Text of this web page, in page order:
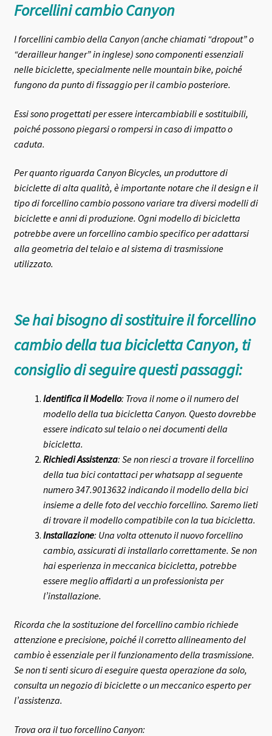
Forcellini cambio Canyon
I forcellini cambio della Canyon (anche chiamati “dropout” o
“derailleur hanger” in inglese) sono componenti essenziali
nelle biciclette, specialmente nelle mountain bike, poiché
fungono da punto di fissaggio per il cambio posteriore.
Essi sono progettati per essere intercambiabili e sostituibili,
poiché possono piegarsi o rompersi in caso di impatto o
caduta.
Per quanto riguarda Canyon Bicycles, un produttore di
biciclette di alta qualità, è importante notare che il design e il
tipo di forcellino cambio possono variare tra diversi modelli di
biciclette e anni di produzione. Ogni modello di bicicletta
potrebbe avere un forcellino cambio specifico per adattarsi
alla geometria del telaio e al sistema di trasmissione
utilizzato.
Se hai bisogno di sostituire il forcellino
cambio della tua bicicletta Canyon, ti
consiglio di seguire questi passaggi:
Identifica il Modello: Trova il nome o il numero del
modello della tua bicicletta Canyon. Questo dovrebbe
essere indicato sul telaio o nei documenti della
bicicletta.
Richiedi Assistenza: Se non riesci a trovare il forcellino
della tua bici contattaci per whatsapp al seguente
numero 347.9013632 indicando il modello della bici
insieme a delle foto del vecchio forcellino. Saremo lieti
di trovare il modello compatibile con la tua bicicletta.
Installazione: Una volta ottenuto il nuovo forcellino
cambio, assicurati di installarlo correttamente. Se non
hai esperienza in meccanica bicicletta, potrebbe
essere meglio affidarti a un professionista per
l’installazione.
Ricorda che la sostituzione del forcellino cambio richiede
attenzione e precisione, poiché il corretto allineamento del
cambio è essenziale per il funzionamento della trasmissione.
Se non ti senti sicuro di eseguire questa operazione da solo,
consulta un negozio di biciclette o un meccanico esperto per
l’assistenza.
Trova ora il tuo forcellino Canyon: